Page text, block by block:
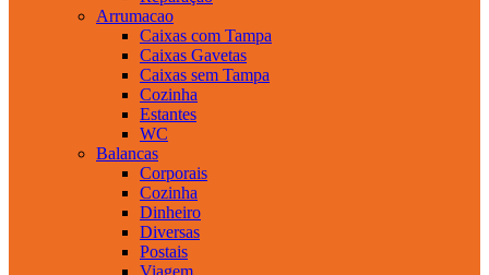
Arrumacao
Caixas com Tampa
Caixas Gavetas
Caixas sem Tampa
Cozinha
Estantes
WC
Balancas
Corporais
Cozinha
Dinheiro
Diversas
Postais
Viagem